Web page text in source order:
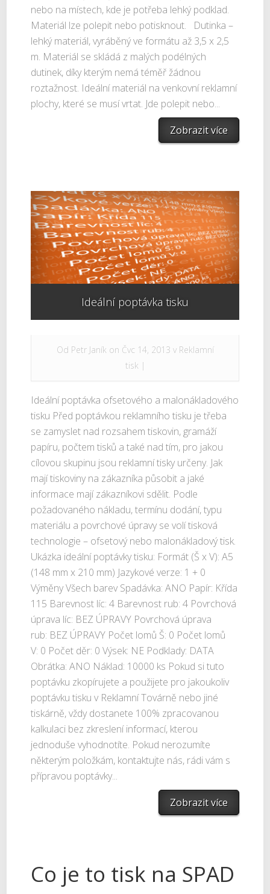
nebo na místech, kde je potřeba lehký podklad.
Materiál lze polepit nebo potisknout. Dutinka –
lehký materiál, vyráběný ve formátu až 3,5 x 2,5
m. Materiál se skládá z malých podélných
dutinek, díky kterým nemá téměř žádnou
roztažnost. Ideální materiál na venkovní reklamní
plochy, které se musí vrtat. Jde polepit nebo...
Zobrazit více
Ideální poptávka tisku
Od Petr Janík on Čvc 14, 2013 v Reklamní
tisk |
Ideální poptávka ofsetového a malonákladového
tisku Před poptávkou reklamního tisku je třeba
se zamyslet nad rozsahem tiskovin, gramáží
papíru, počtem tisků a také nad tím, pro jakou
cílovou skupinu jsou reklamní tisky určeny. Jak
mají tiskoviny na zákazníka působit a jaké
informace mají zákazníkovi sdělit. Podle
požadovaného nákladu, termínu dodání, typu
materiálu a povrchové úpravy se volí tisková
technologie – ofsetový nebo malonákladový tisk.
Ukázka ideální poptávky tisku: Formát (Š x V): A5
(148 mm x 210 mm) Jazykové verze: 1 + 0
Výměny Všech barev Spadávka: ANO Papír: Křída
115 Barevnost líc: 4 Barevnost rub: 4 Povrchová
úprava líc: BEZ ÚPRAVY Povrchová úprava
rub: BEZ ÚPRAVY Počet lomů Š: 0 Počet lomů
V: 0 Počet děr: 0 Výsek: NE Podklady: DATA
Obrátka: ANO Náklad: 10000 ks Pokud si tuto
poptávku zkopírujete a použijete pro jakoukoliv
poptávku tisku v Reklamní Továrně nebo jiné
tiskárně, vždy dostanete 100% zpracovanou
kalkulaci bez zkreslení informací, kterou
jednoduše vyhodnotíte. Pokud nerozumíte
některým položkám, kontaktujte nás, rádi vám s
přípravou poptávky...
Zobrazit více
Co je to tisk na SPAD